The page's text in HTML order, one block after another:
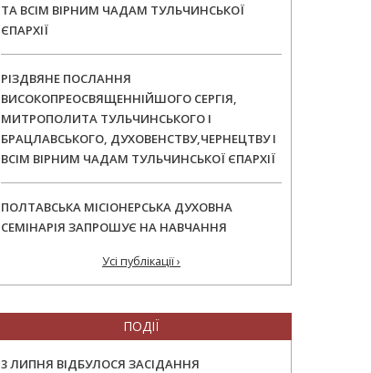
ТА ВСІМ ВІРНИМ ЧАДАМ ТУЛЬЧИНСЬКОЇ
ЄПАРХІЇ
РІЗДВЯНЕ ПОСЛАННЯ
ВИСОКОПРЕОСВЯЩЕННІЙШОГО СЕРГІЯ,
МИТРОПОЛИТА ТУЛЬЧИНСЬКОГО І
БРАЦЛАВСЬКОГО, ДУХОВЕНСТВУ,ЧЕРНЕЦТВУ І
ВСІМ ВІРНИМ ЧАДАМ ТУЛЬЧИНСЬКОЇ ЄПАРХІЇ
ПОЛТАВСЬКА МІСІОНЕРСЬКА ДУХОВНА
СЕМІНАРІЯ ЗАПРОШУЄ НА НАВЧАННЯ
Усі публікації ›
ПОДІЇ
3 ЛИПНЯ ВІДБУЛОСЯ ЗАСІДАННЯ